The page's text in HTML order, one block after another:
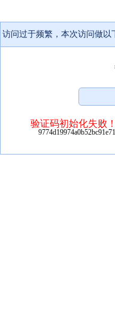
访问过于频繁，本次访问做以
验证码初始化失败！